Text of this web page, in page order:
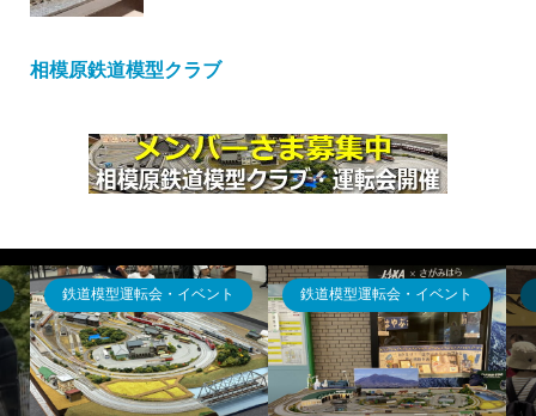
相模原鉄道模型クラブ
ジオラマ出張貸出 ジオラマ出張貸出